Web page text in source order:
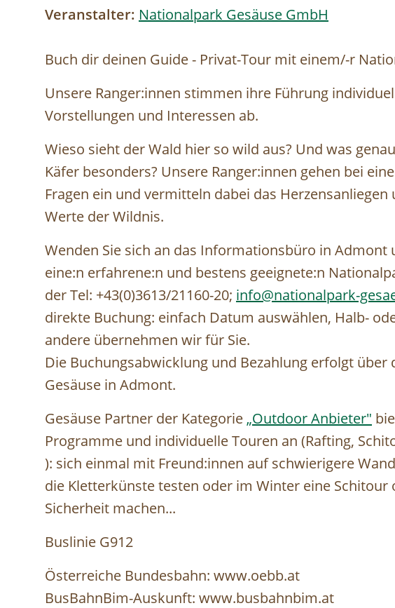
Veranstalter: Nationalpark Gesäuse GmbH
Buch dir deinen Guide - Privat-Tour mit einem/-r
Unsere Ranger:innen stimmen ihre Führung
Vorstellungen und Interessen ab.
Wieso sieht der Wald hier so wild aus? Und was
Käfer besonders? Unsere Ranger:innen gehen bei
Fragen ein und vermitteln dabei das
Werte der Wildnis.
Wenden Sie sich an das Informationsbüro in
eine:n erfahrene:n und bestens geeignete:n
der Tel: +43(0)3613/21160-20; info@nationalpark-
direkte Buchung: einfach Datum auswählen, Halb-
andere übernehmen wir für Sie.
Die Buchungsabwicklung und Bezahlung erfolgt
Gesäuse in Admont.
Gesäuse Partner der Kategorie „Outdoor Anbieter"
Programme und individuelle Touren an (Rafting,
): sich einmal mit Freund:innen auf schwierigere
die Kletterkünste testen oder im Winter eine
Sicherheit machen...
Buslinie G912
Österreiche Bundesbahn: www.oebb.at
BusBahnBim-Auskunft: www.busbahnbim.at